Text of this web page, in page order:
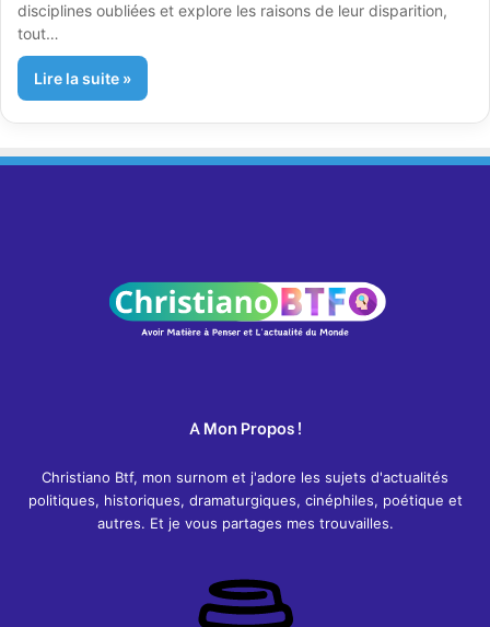
disciplines oubliées et explore les raisons de leur disparition,
tout…
Lire la suite »
A Mon Propos !
Christiano Btf, mon surnom et j'adore les sujets d'actualités
politiques, historiques, dramaturgiques, cinéphiles, poétique et
autres. Et je vous partages mes trouvailles.